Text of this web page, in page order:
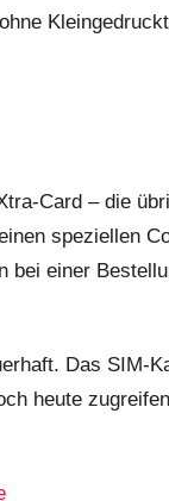
Card – die
speziellen
bei einer
Das SIM-
heute